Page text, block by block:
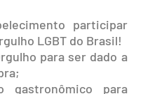
participar
LGBT do Brasil!
para ser dado a
gastronômico para